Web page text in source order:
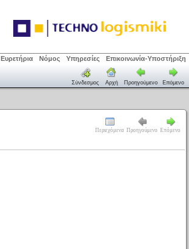
Ευρετήρια Νόμος Υπηρεσίες Επικοινωνία-Υποστήριξη
Σύνδεσμος Αρχή Προηγούμενο Επόμενο